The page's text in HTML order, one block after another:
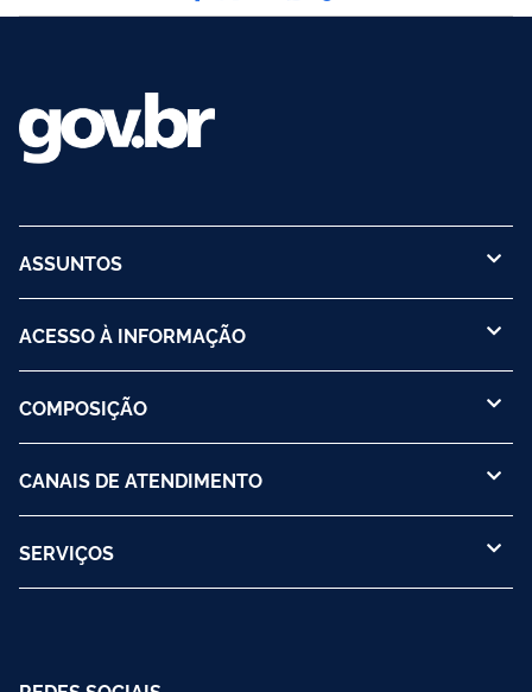
ASSUNTOS
ACESSO À INFORMAÇÃO
COMPOSIÇÃO
CANAIS DE ATENDIMENTO
SERVIÇOS